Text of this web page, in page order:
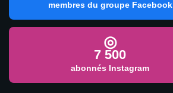
membres du groupe Facebook
◎
7 500
abonnés Instagram